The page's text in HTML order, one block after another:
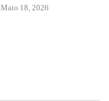
Maio 18, 2026